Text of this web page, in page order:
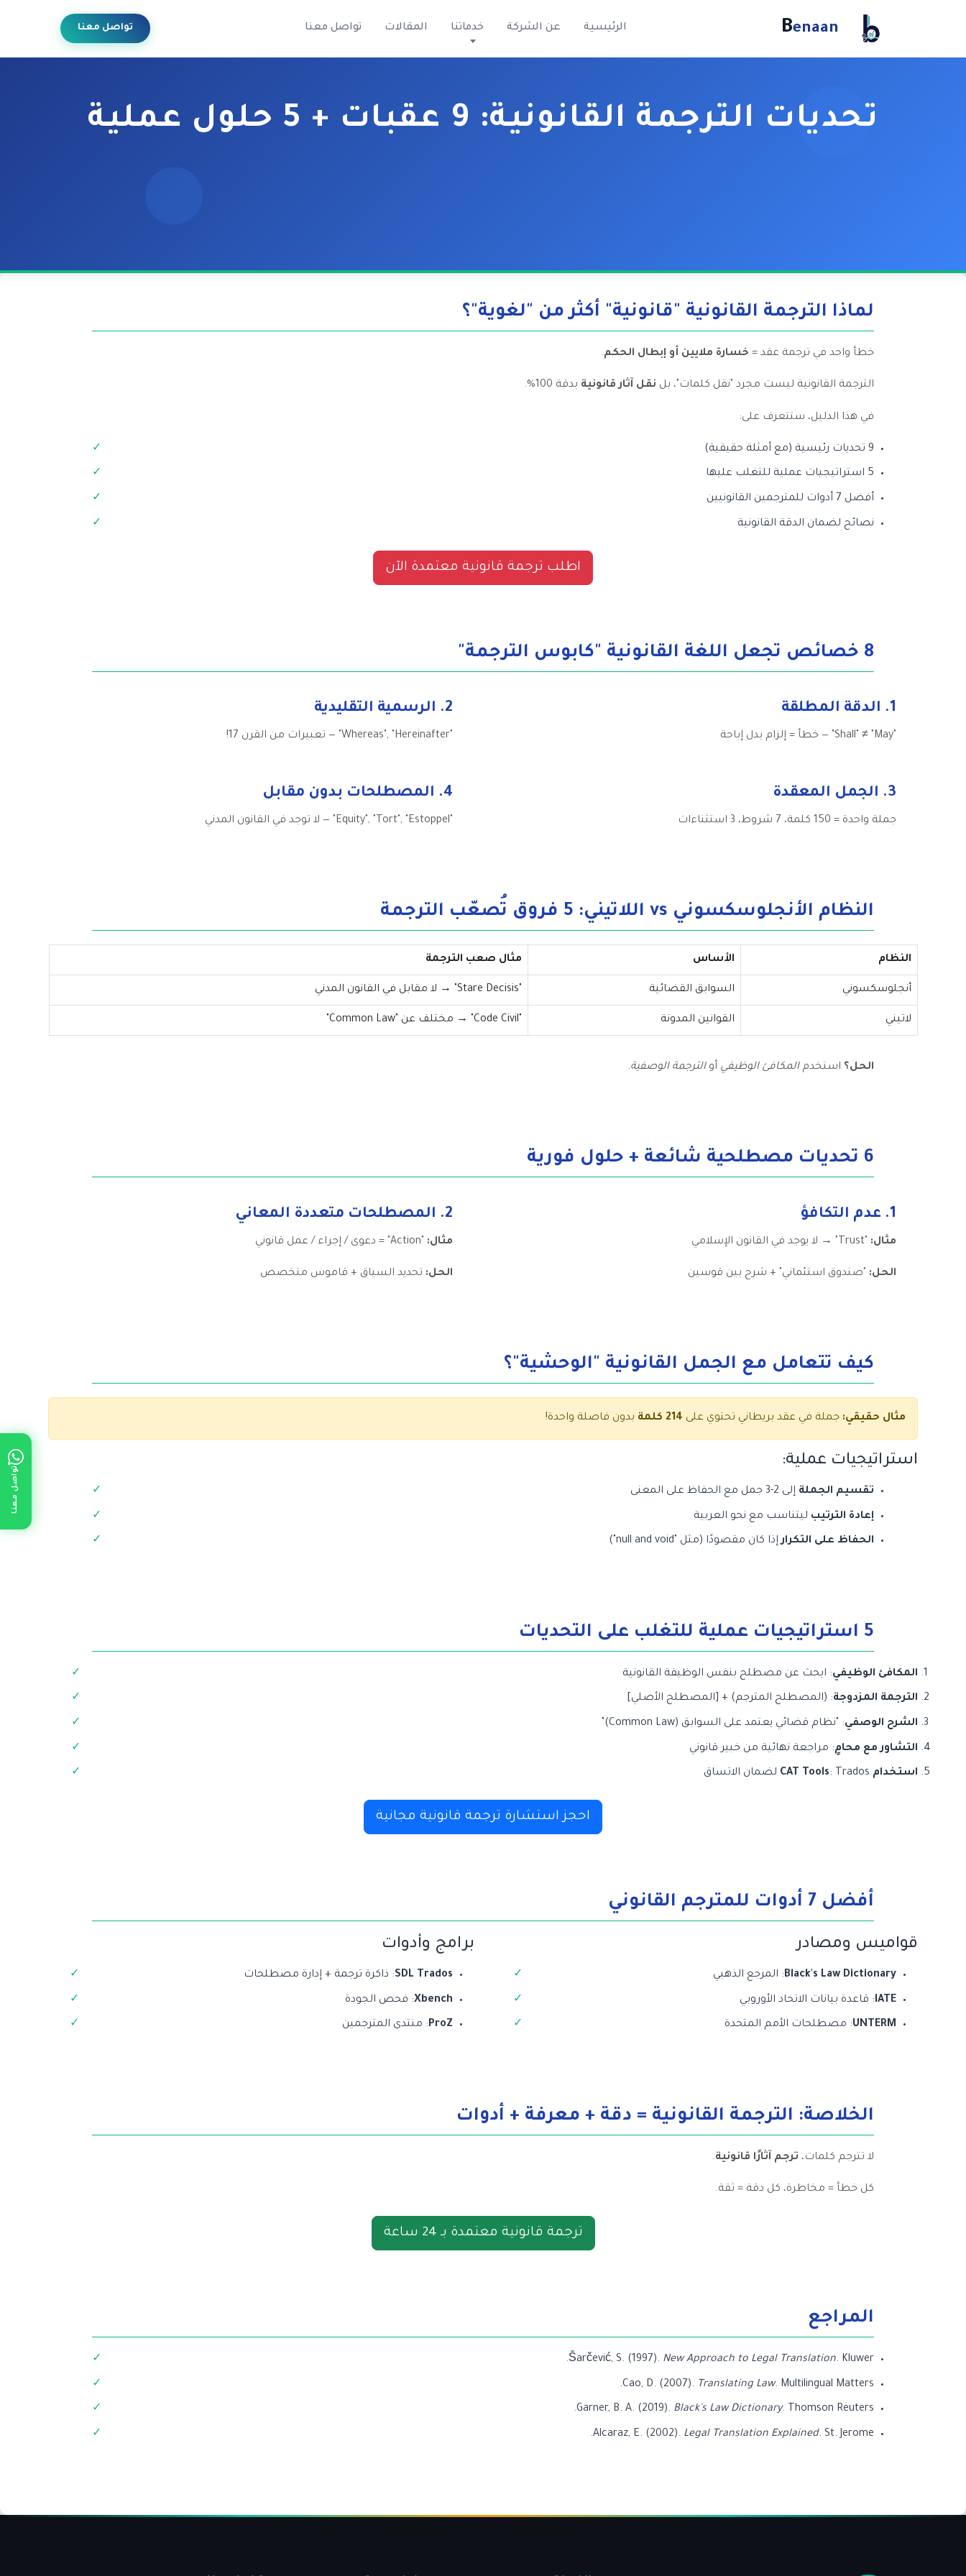
Benaan الرئيسية عن الشركة خدماتنا المقالات تواصل معنا تواصل معنا
تواصل معنا
تحديات الترجمة القانونية: 9 عقبات + 5 حلول عملية
لماذا الترجمة القانونية "قانونية" أكثر من "لغوية"؟
خطأ واحد في ترجمة عقد = خسارة ملايين أو إبطال الحكم.
الترجمة القانونية ليست مجرد "نقل كلمات"، بل نقل آثار قانونية بدقة 100%.
في هذا الدليل، ستتعرف على:
9 تحديات رئيسية (مع أمثلة حقيقية)
5 استراتيجيات عملية للتغلب عليها
أفضل 7 أدوات للمترجمين القانونيين
نصائح لضمان الدقة القانونية
اطلب ترجمة قانونية معتمدة الآن
8 خصائص تجعل اللغة القانونية "كابوس الترجمة"
1. الدقة المطلقة 2. الرسمية التقليدية
3. الجمل المعقدة
جملة واحدة = 150 كلمة، 7 شروط، 3 استثناءات
4. المصطلحات بدون مقابل
النظام الأنجلوسكسوني vs اللاتيني: 5 فروق تُصعّب الترجمة
النظام الأساس مثال صعب الترجمة
أنجلوسكسوني السوابق القضائية
لاتيني القوانين المدونة
الحل؟ استخدمالمكافئ الوظيفي أوالترجمة الوصفية.
6 تحديات مصطلحية شائعة + حلول فورية
1. عدم التكافؤ
مثال:
الحل: "صندوق استئماني" + شرح بين قوسين
2. المصطلحات متعددة المعاني
مثال:
الحل: تحديد السياق + قاموس متخصص
كيف تتعامل مع الجمل القانونية "الوحشية"؟
مثال حقيقي: جملة في عقد بريطاني تحتوي على 214 كلمة بدون فاصلة واحدة!
استراتيجيات عملية:
تقسيم الجملة إلى 2-3 جمل مع الحفاظ على المعنى
إعادة الترتيب ليتناسب مع نحو العربية
الحفاظ على التكرارإذا كان مقصودًا (مثل "null and void")
5 استراتيجيات عملية للتغلب على التحديات
المكافئ الوظيفي: ابحث عن مصطلح بنفس الوظيفة القانونية
الترجمة المزدوجة: (المصطلح المترجم) + [المصطلح الأصلي]
الشرح الوصفي: "نظام قضائي يعتمد على السوابق (Common Law)"
التشاور مع محامٍ: مراجعة نهائية من خبير قانوني
استخدام CAT Tools : Trados لضمان الاتساق
احجز استشارة ترجمة قانونية مجانية
أفضل 7 أدوات للمترجم القانوني
قواميس ومصادر
Black's Law Dictionary: المرجع الذهبي
IATE: قاعدة بيانات الاتحاد الأوروبي
UNTERM: مصطلحات الأمم المتحدة
برامج وأدوات
SDL Trados: ذاكرة ترجمة + إدارة مصطلحات
Xbench: فحص الجودة
ProZ: منتدى المترجمين
الخلاصة: الترجمة القانونية = دقة + معرفة + أدوات
لا تترجم كلمات، ترجم آثارًا قانونية.
كل خطأ = مخاطرة، كل دقة = ثقة.
ترجمة قانونية معتمدة بـ 24 ساعة
المراجع
Šarčević, S. (1997). New Approach to Legal Translation. Kluwer.
Cao, D. (2007). Translating Law. Multilingual Matters.
Garner, B. A. (2019). Black's Law Dictionary. Thomson Reuters.
Alcaraz, E. (2002). Legal Translation Explained. St. Jerome.